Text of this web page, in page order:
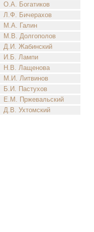
О.А. Богатиков
Л.Ф. Бичерахов
М.А. Галин
М.В. Долгополов
Д.И. Жабинский
И.Б. Лампи
Н.В. Лащенова
М.И. Литвинов
Б.И. Пастухов
Е.М. Пржевальский
Д.В. Ухтомский